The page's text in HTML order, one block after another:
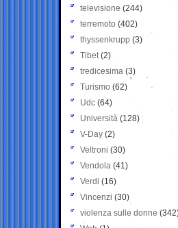
televisione(244)
terremoto (402)
thyssenkrupp (3)
Tibet(2)
tredicesima (3)
Turismo (62)
Udc (64)
Università (128)
V-Day (2)
Veltroni (30)
Vendola (41)
Verdi (16)
Vincenzi (30)
violenza sulle donne